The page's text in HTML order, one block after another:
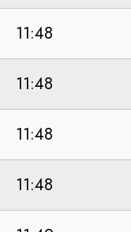
11:48
11:48
11:48
11:48